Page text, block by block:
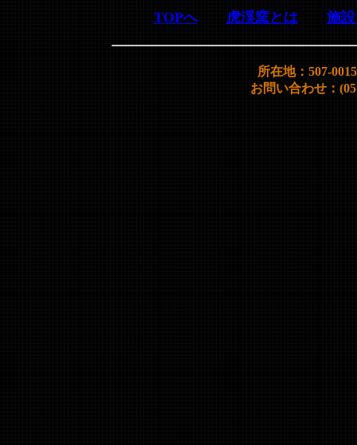
TOPへ 虎渓窯とは 施
所在地：507-
お問い合わせ：